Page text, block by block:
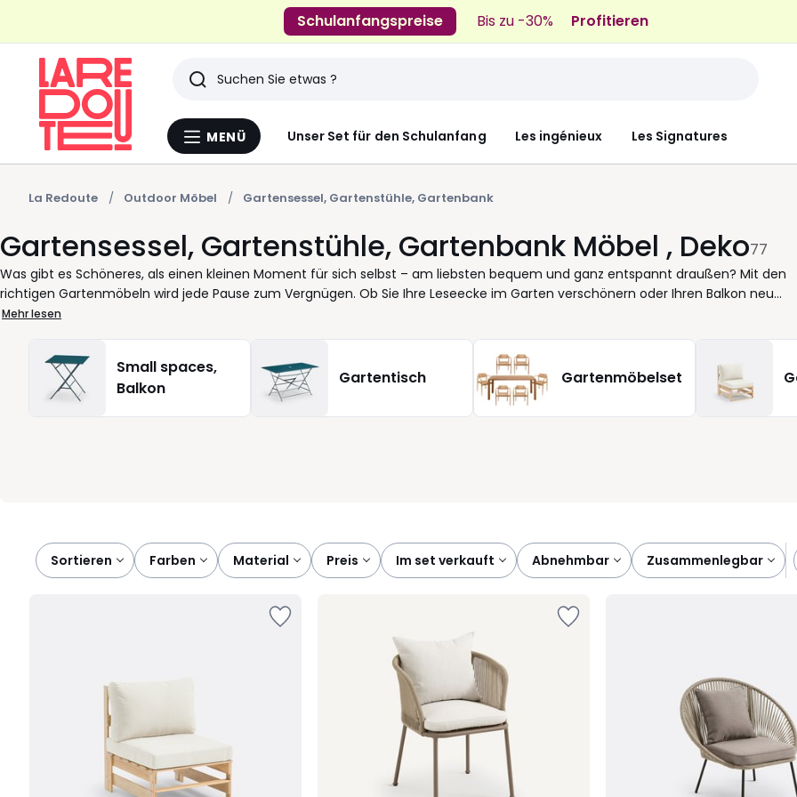
Schulanfangspreise Bis zu -30% Profitieren
Menü
MENÜ Unser Set für den Schulanfang Les ingénieux Les Signatures
Suchen
Zuletzt
angesehenen
Artikel
La Redoute Outdoor Möbel Gartensessel, Gartenstühle, Gartenbank
Gartensessel, Gartenstühle, Gartenbank Möbel , Deko77
Was gibt es Schöneres, als einen kleinen Moment für sich selbst – am liebsten bequem und ganz entspannt draußen? Mit den
richtigen Gartenmöbeln wird jede Pause zum Vergnügen. Ob Sie Ihre Leseecke im Garten verschönern oder Ihren Balkon neu
einrichten möchten – wir von La Redoute helfen Ihnen, das Perfekte für Ihre tägliche Wohlfühloase zu finden. Unsere Auswahl an
und optisch ansprechend, passen die Möbel zu jedem Stil und jedem Platz. Ein eleganter Gartenstuhl für den Morgenkaffee, ein
bequemer Sessel für längere Pausen oder eine solide Bank für gemütliche Abendstunden – Sie bestimmen, wie Ihr Lieblingsplatz
aussieht. Entdecken Sie Varianten aus Materialien wie Aluminium oder Polyrattan, die sowohl praktisch als auch langlebig sind. So
finden Sie immer eine Lösung, die zu Ihrem Rhythmus passt. Und das Schönste: Alles ist so gestaltet, dass Sie sich sofort
Mehr lesen
Small spaces,
Balkon
Gartentisch Gartenmöbelset
Sortieren
farben material preis im set verkauft abnehmbar zusammenlegbar